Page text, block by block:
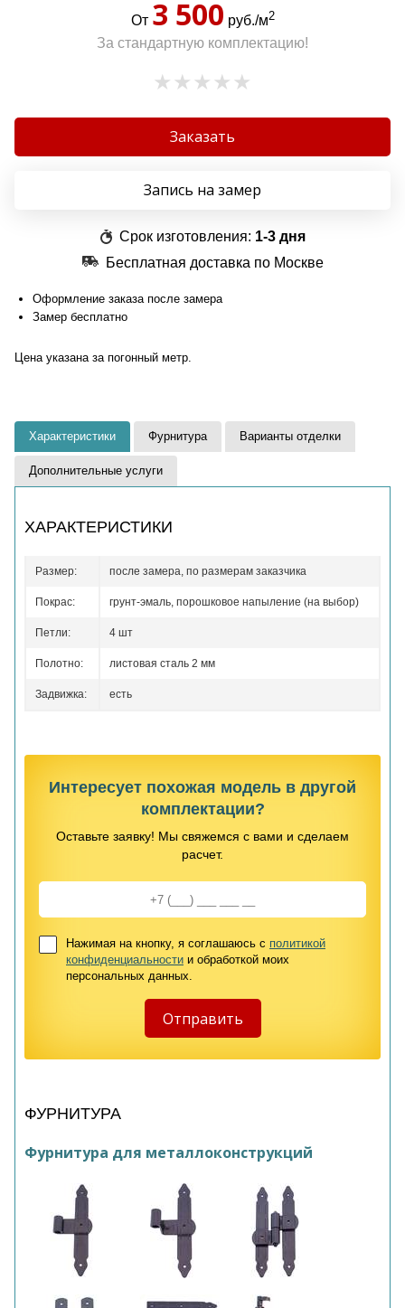
От 3 500 руб./м2
За стандартную комплектацию!
Заказать
Запись на замер
Срок изготовления: 1-3 дня
Бесплатная доставка по Москве
Оформление заказа после замера
Замер бесплатно
Цена указана за погонный метр.
Характеристики Фурнитура Варианты отделки
Дополнительные услуги
ХАРАКТЕРИСТИКИ
Размер: после замера, по размерам заказчика
Покрас: грунт-эмаль, порошковое напыление (на выбор)
Петли: 4 шт
Полотно: листовая сталь 2 мм
Задвижка: есть
Интересует похожая модель в другой
комплектации?
Оставьте заявку! Мы свяжемся с вами и сделаем
расчет.
Нажимая на кнопку, я соглашаюсь с политикой
конфиденциальности и обработкой моих
персональных данных.
ФУРНИТУРА
Фурнитура для металлоконструкций